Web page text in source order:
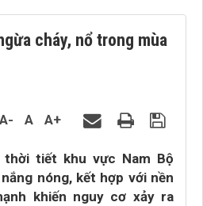
cháy, nổ trong mùa
A- A A+
thời tiết khu vực Nam Bộ
nóng, kết hợp với nền
khiến nguy cơ xảy ra